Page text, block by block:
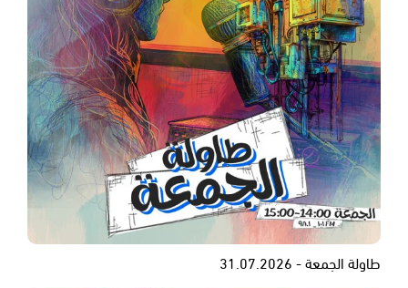
طاولة الجمعة - 31.07.2026